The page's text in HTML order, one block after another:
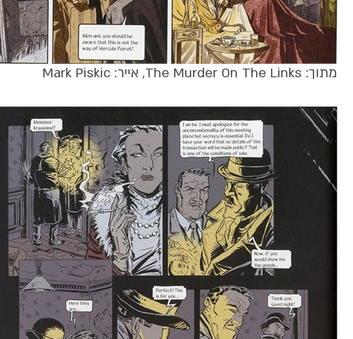
מתוך: The Murder On The Links, אייר: Mark Piskic